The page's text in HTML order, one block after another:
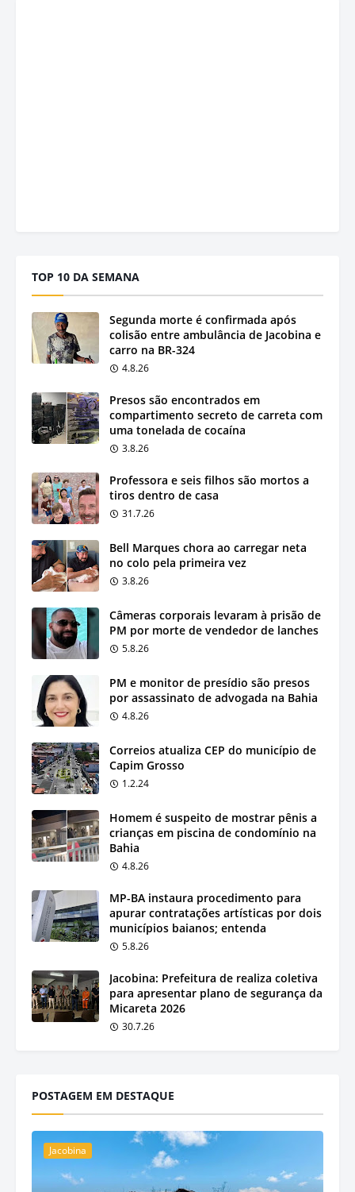
TOP 10 DA SEMANA
Segunda morte é confirmada após
colisão entre ambulância de Jacobina e
carro na BR-324
4.8.26
Presos são encontrados em
compartimento secreto de carreta com
uma tonelada de cocaína
3.8.26
Professora e seis filhos são mortos a
tiros dentro de casa
31.7.26
Bell Marques chora ao carregar neta
no colo pela primeira vez
3.8.26
Câmeras corporais levaram à prisão de
PM por morte de vendedor de lanches
5.8.26
PM e monitor de presídio são presos
por assassinato de advogada na Bahia
4.8.26
Correios atualiza CEP do município de
Capim Grosso
1.2.24
Homem é suspeito de mostrar pênis a
crianças em piscina de condomínio na
Bahia
4.8.26
MP-BA instaura procedimento para
apurar contratações artísticas por dois
municípios baianos; entenda
5.8.26
Jacobina: Prefeitura de realiza coletiva
para apresentar plano de segurança da
Micareta 2026
30.7.26
POSTAGEM EM DESTAQUE
Jacobina